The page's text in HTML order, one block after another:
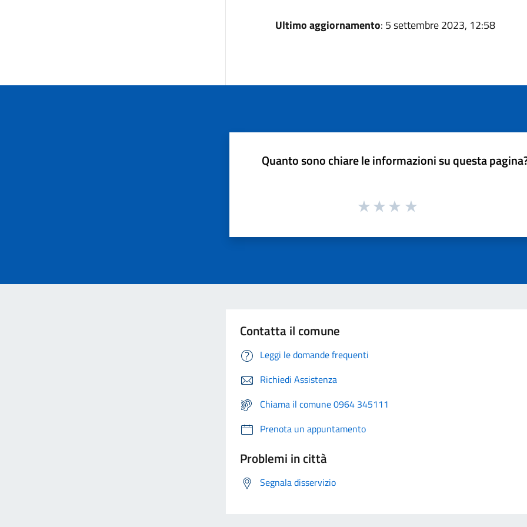
Ultimo aggiornamento: 5 settembre 2023, 12:58
Quanto sono chiare le informazioni su questa
Contatta il comune
Leggi le domande frequenti
Richiedi Assistenza
Chiama il comune 0964 345111
Prenota un appuntamento
Problemi in città
Segnala disservizio